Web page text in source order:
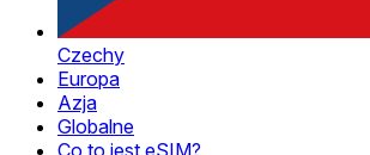
Czechy
Europa
Azja
Globalne
Co to jest eSIM?